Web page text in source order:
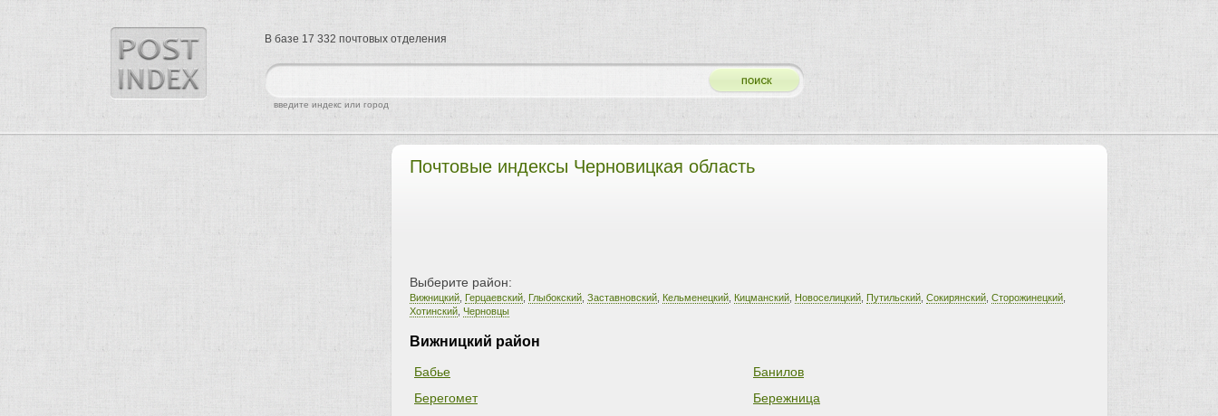
Почтовые индексы Черновицкая область
Выберите район:
Вижницкий Герцаевский Глыбокский Заставновский Кельменецкий Кицманский Новоселицкий Путильский Сокирянский Сторожинецкий
Хотинский Черновцы
Вижницкий район
Бабье
Банилов
Берегомет
Бережница
найти
введите индекс или город
В базе 17 332 почтовых отделения